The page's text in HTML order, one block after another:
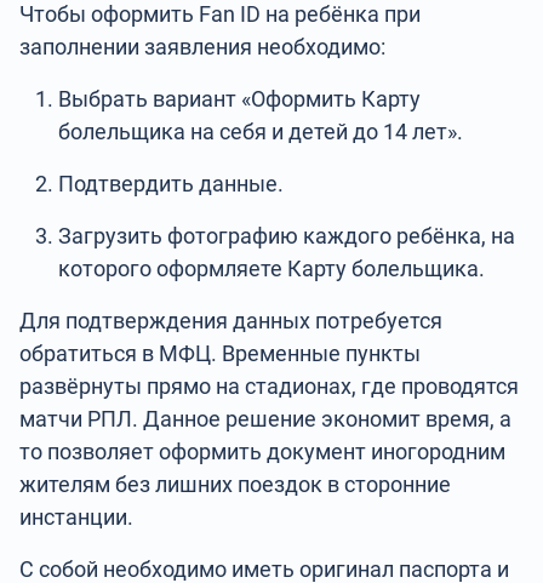
Чтобы оформить Fan ID на ребёнка при
заполнении заявления необходимо:
Выбрать вариант «Оформить Карту
болельщика на себя и детей до 14 лет».
Подтвердить данные.
Загрузить фотографию каждого ребёнка, на
которого оформляете Карту болельщика.
Для подтверждения данных потребуется
обратиться в МФЦ. Временные пункты
развёрнуты прямо на стадионах, где проводятся
матчи РПЛ. Данное решение экономит время, а
то позволяет оформить документ иногородним
жителям без лишних поездок в сторонние
инстанции.
С собой необходимо иметь оригинал паспорта и